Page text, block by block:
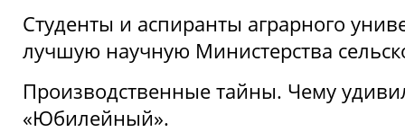
Студенты и аспиранты аграрного
лучшую научную Министерства
Производственные тайны. Чему
«Юбилейный».